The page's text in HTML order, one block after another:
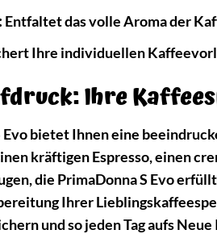
Entfaltet das volle Aroma der
Ihre individuellen
Ihre
Evo bietet Ihnen eine
kräftigen Espresso, einen
die PrimaDonna S Evo
Ihrer
und so jeden Tag aufs